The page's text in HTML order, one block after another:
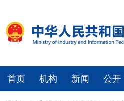
首页 机构 新闻 公开